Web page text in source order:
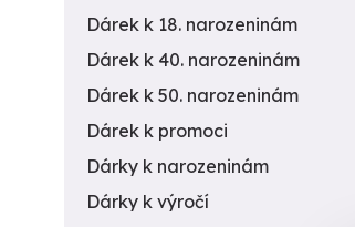
Dárek k 18. narozeninám
Dárek k 40. narozeninám
Dárek k 50. narozeninám
Dárek k promoci
Dárky k narozeninám
Dárky k výročí